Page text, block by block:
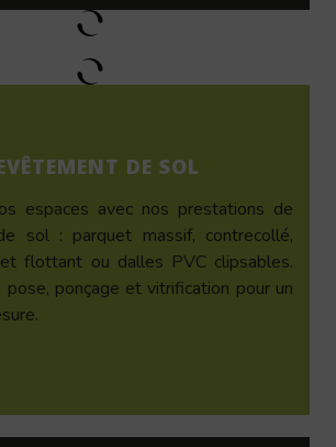
DE SOL
espaces avec nos prestations de
sol : parquet massif, contrecollé,
flottant ou dalles PVC clipsables.
pose, ponçage et vitrification pour un